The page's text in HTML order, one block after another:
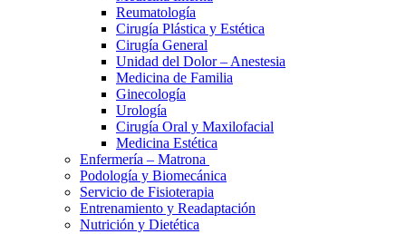
Reumatología
Cirugía Plástica y Estética
Cirugía General
Unidad del Dolor – Anestesia
Medicina de Familia
Ginecología
Urología
Cirugía Oral y Maxilofacial
Medicina Estética
Enfermería – Matrona
Podología y Biomecánica
Servicio de Fisioterapia
Entrenamiento y Readaptación
Nutrición y Dietética